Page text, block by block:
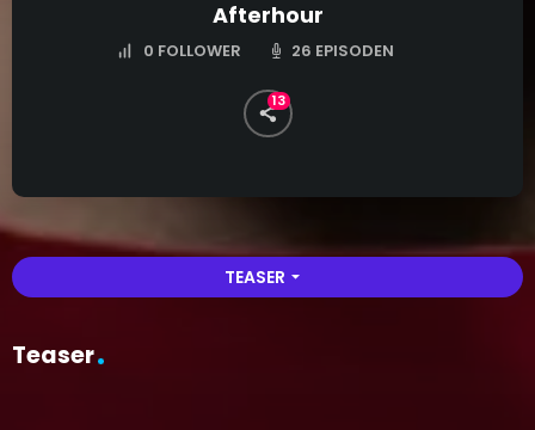
Afterhour
0 FOLLOWER 26 EPISODEN
13
TEASER arrow_drop_down
Teaser